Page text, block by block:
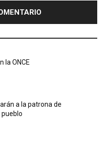
la ONCE
a la patrona de